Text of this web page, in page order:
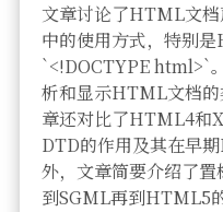
文章讨论了HTML文
中的使用方式，特别
`<!DOCTYPE html>`
析和显示HTML文档
章还对比了HTML4和
DTD的作用及其在早
外，文章简要介绍了
到SGML再到HTML5